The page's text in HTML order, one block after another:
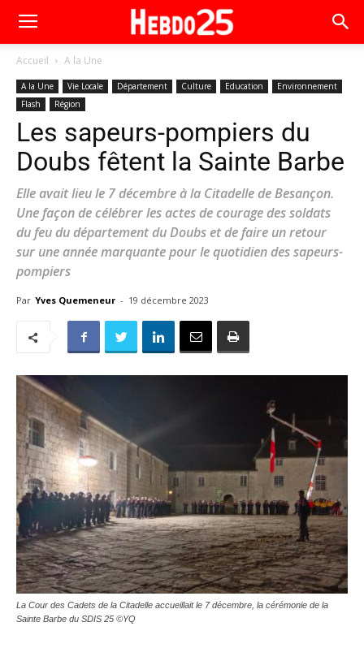
Accueil A la Une
A la Une Vie Locale Département Culture Education
Environnement
Flash
Région
Les sapeurs-pompiers du
Doubs fêtent la Sainte Barbe
Elle avait lieu le 7 décembre à la Citadelle de Besançon.
Une façon de célébrer les actes de courage des soldats
du feu du département du Doubs et de faire un retour
sur une année marquante pour le quotidien des sapeurs-
pompiers
Par Yves Quemeneur - 19 décembre 2023
La Cour des Cadets de la Citadelle accueillait le 7 décembre, la cérémonie de la
Sainte Barbe du SDIS 25 ©YQ